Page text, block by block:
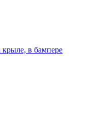
крыле, в бампере